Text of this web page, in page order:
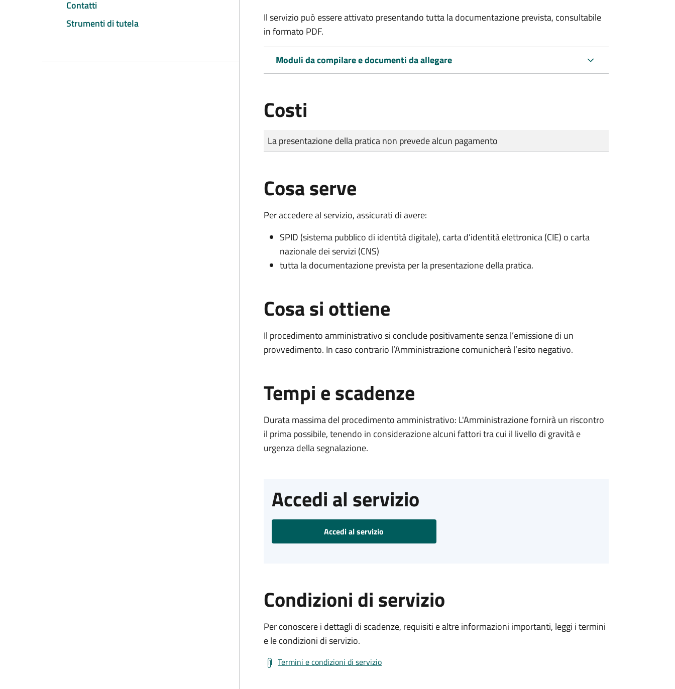
Contatti
Strumenti di tutela
Il servizio può essere attivato presentando tutta la documentazione prevista, consultabile
in formato PDF.
Moduli da compilare e documenti da allegare
Costi
Tipo di pagamento
Importo
La presentazione della pratica non prevede alcun pagamento
Cosa serve
Per accedere al servizio, assicurati di avere:
SPID (sistema pubblico di identità digitale), carta d’identità elettronica (CIE) o carta
nazionale dei servizi (CNS)
tutta la documentazione prevista per la presentazione della pratica.
Cosa si ottiene
Il procedimento amministrativo si conclude positivamente senza l’emissione di un
provvedimento. In caso contrario l’Amministrazione comunicherà l’esito negativo.
Tempi e scadenze
Durata massima del procedimento amministrativo: L'Amministrazione fornirà un riscontro
il prima possibile, tenendo in considerazione alcuni fattori tra cui il livello di gravità e
urgenza della segnalazione.
Accedi al servizio
Accedi al servizio
Condizioni di servizio
Per conoscere i dettagli di scadenze, requisiti e altre informazioni importanti, leggi i termini
e le condizioni di servizio.
Termini e condizioni di servizio